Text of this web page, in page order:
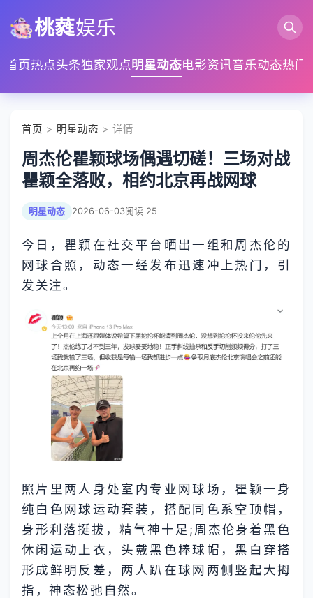
桃蕤娱乐
首页热点头条独家观点明星动态电影资讯音乐动态热门
首页 > 明星动态 > 详情
周杰伦瞿颖球场偶遇切磋！三场对战
瞿颖全落败，相约北京再战网球
明星动态 2026-06-03阅读 25
今日，瞿颖在社交平台晒出一组和周杰伦的
网球合照，动态一经发布迅速冲上热门，引
发关注。
照片里两人身处室内专业网球场，瞿颖一身
纯白色网球运动套装，搭配同色系空顶帽，
身形利落挺拔，精气神十足;周杰伦身着黑色
休闲运动上衣，头戴黑色棒球帽，黑白穿搭
形成鲜明反差，两人趴在球网两侧竖起大拇
指，神态松弛自然。